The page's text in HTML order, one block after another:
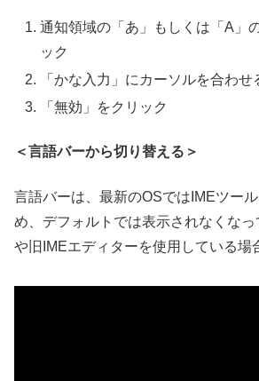
通知領域の「あ」もしくは「A」
ック
「かな入力」にカーソルを合わせ
「無効」をクリック
＜言語バーから切り替える＞
言語バーは、最新のOSではIMEツー
め、デフォルトでは表示されなくな
や旧IMEエディターを使用している場